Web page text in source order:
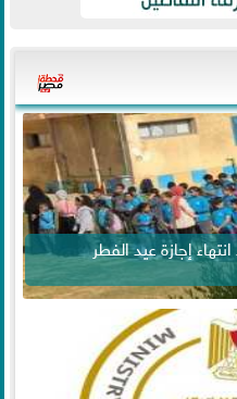
إجازة عيد الفطر